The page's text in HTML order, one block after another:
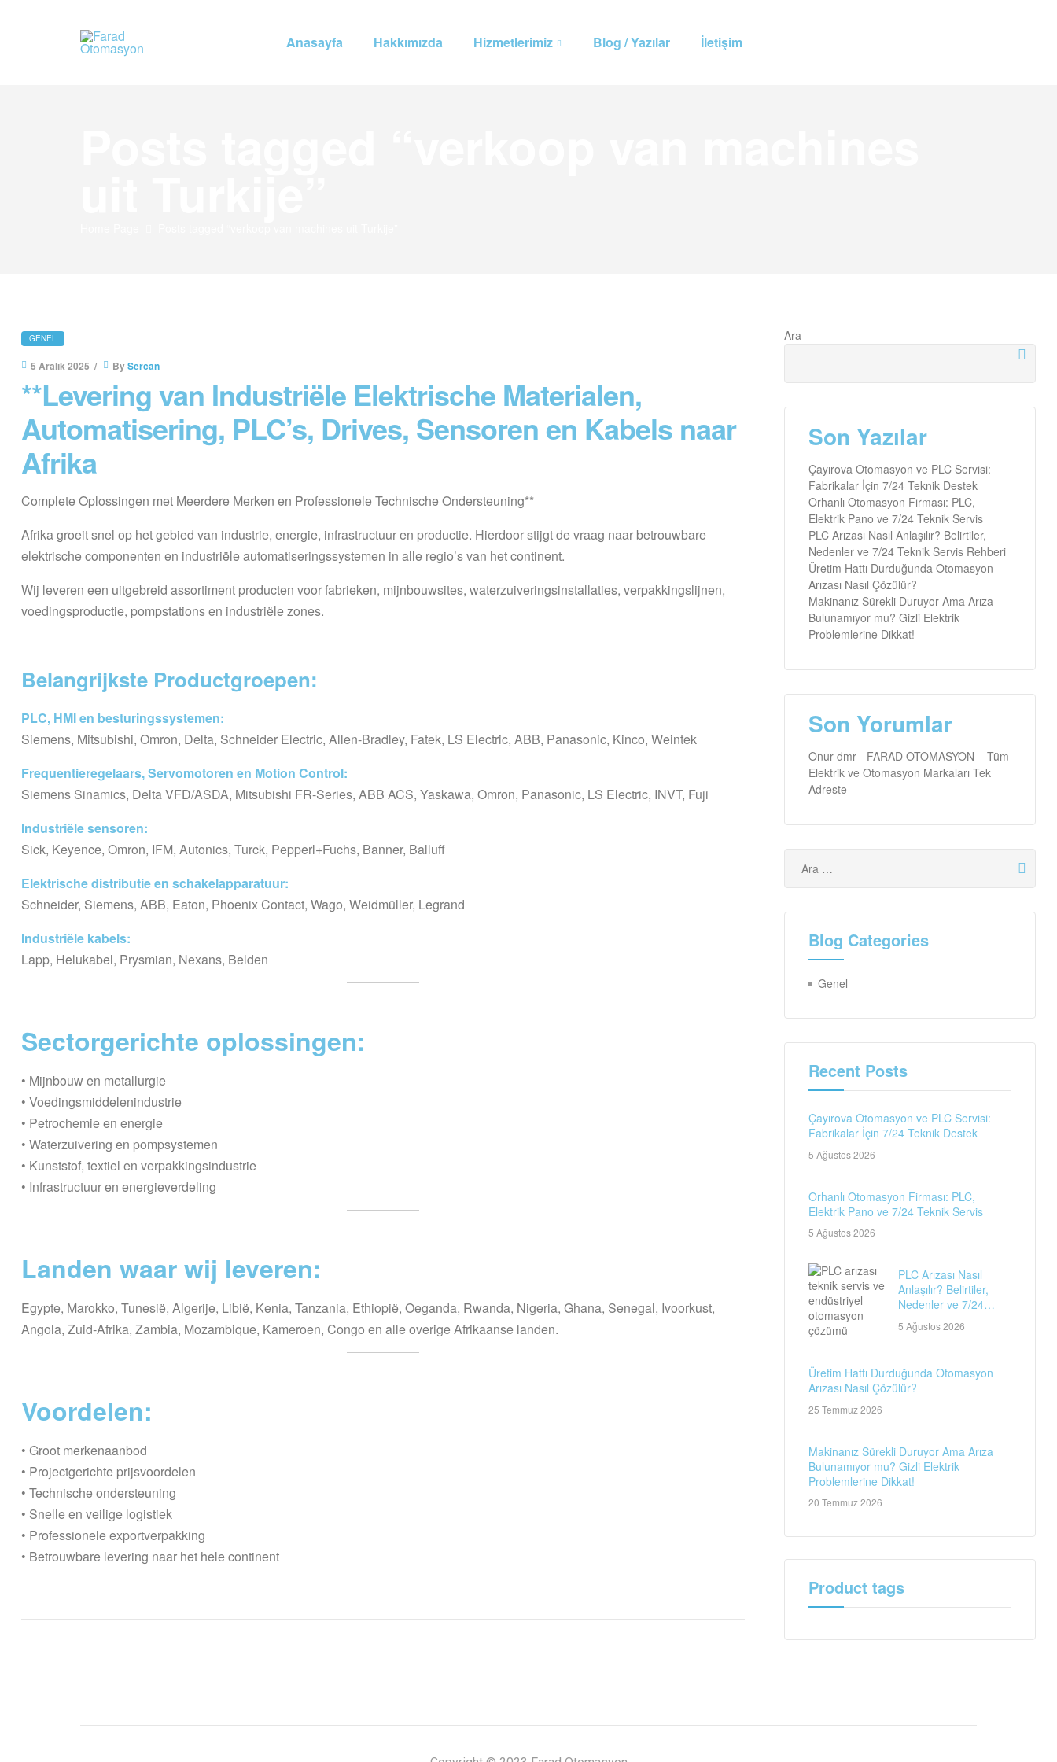
Anasayfa Hakkımızda Hizmetlerimiz Blog / Yazılar İletişim
GENEL
5 Aralık 2025 BySercan
**Levering van Industriële Elektrische Materialen,
Automatisering, PLC’s, Drives, Sensoren en Kabels naar
Afrika
Complete Oplossingen met Meerdere Merken en Professionele Technische Ondersteuning**
Afrika groeit snel op het gebied van industrie, energie, infrastructuur en productie. Hierdoor stijgt de vraag naar betrouwbare
elektrische componenten en industriële automatiseringssystemen in alle regio’s van het continent.
Wij leveren een uitgebreid assortiment producten voor fabrieken, mijnbouwsites, waterzuiveringsinstallaties, verpakkingslijnen,
voedingsproductie, pompstations en industriële zones.
Belangrijkste Productgroepen:
PLC, HMI en besturingssystemen:
Siemens, Mitsubishi, Omron, Delta, Schneider Electric, Allen-Bradley, Fatek, LS Electric, ABB, Panasonic, Kinco, Weintek
Frequentieregelaars, Servomotoren en Motion Control:
Siemens Sinamics, Delta VFD/ASDA, Mitsubishi FR-Series, ABB ACS, Yaskawa, Omron, Panasonic, LS Electric, INVT, Fuji
Industriële sensoren:
Sick, Keyence, Omron, IFM, Autonics, Turck, Pepperl+Fuchs, Banner, Balluff
Elektrische distributie en schakelapparatuur:
Schneider, Siemens, ABB, Eaton, Phoenix Contact, Wago, Weidmüller, Legrand
Industriële kabels:
Lapp, Helukabel, Prysmian, Nexans, Belden
Sectorgerichte oplossingen:
• Mijnbouw en metallurgie
• Voedingsmiddelenindustrie
• Petrochemie en energie
• Waterzuivering en pompsystemen
• Kunststof, textiel en verpakkingsindustrie
• Infrastructuur en energieverdeling
Landen waar wij leveren:
Egypte, Marokko, Tunesië, Algerije, Libië, Kenia, Tanzania, Ethiopië, Oeganda, Rwanda, Nigeria, Ghana, Senegal, Ivoorkust,
Angola, Zuid-Afrika, Zambia, Mozambique, Kameroen, Congo en alle overige Afrikaanse landen.
Voordelen:
• Groot merkenaanbod
• Projectgerichte prijsvoordelen
• Technische ondersteuning
• Snelle en veilige logistiek
• Professionele exportverpakking
• Betrouwbare levering naar het hele continent
Ara
Son Yazılar
Çayırova Otomasyon ve PLC Servisi:
Fabrikalar İçin 7/24 Teknik Destek
Orhanlı Otomasyon Firması: PLC,
Elektrik Pano ve 7/24 Teknik Servis
PLC Arızası Nasıl Anlaşılır? Belirtiler,
Nedenler ve 7/24 Teknik Servis Rehberi
Üretim Hattı Durduğunda Otomasyon
Arızası Nasıl Çözülür?
Makinanız Sürekli Duruyor Ama Arıza
Bulunamıyor mu? Gizli Elektrik
Problemlerine Dikkat!
Son Yorumlar
Onur dmr - FARAD OTOMASYON – Tüm
Elektrik ve Otomasyon Markaları Tek
Adreste
Blog Categories
Genel
Recent Posts
Çayırova Otomasyon ve PLC Servisi:
Fabrikalar İçin 7/24 Teknik Destek
5 Ağustos 2026
Orhanlı Otomasyon Firması: PLC,
Elektrik Pano ve 7/24 Teknik Servis
5 Ağustos 2026
PLC Arızası Nasıl
Anlaşılır? Belirtiler,
Nedenler ve 7/24
Teknik Servis Rehberi
5 Ağustos 2026
Üretim Hattı Durduğunda Otomasyon
Arızası Nasıl Çözülür?
25 Temmuz 2026
Makinanız Sürekli Duruyor Ama Arıza
Bulunamıyor mu? Gizli Elektrik
Problemlerine Dikkat!
20 Temmuz 2026
Product tags